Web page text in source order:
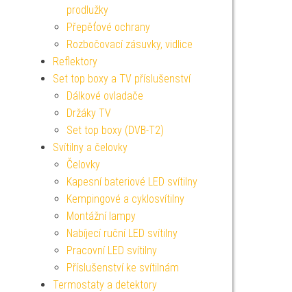
prodlužky
Přepěťové ochrany
Rozbočovací zásuvky, vidlice
Reflektory
Set top boxy a TV příslušenství
Dálkové ovladače
Držáky TV
Set top boxy (DVB-T2)
Svítilny a čelovky
Čelovky
Kapesní bateriové LED svítilny
Kempingové a cyklosvítilny
Montážní lampy
Nabíjecí ruční LED svítilny
Pracovní LED svítilny
Příslušenství ke svítilnám
Termostaty a detektory